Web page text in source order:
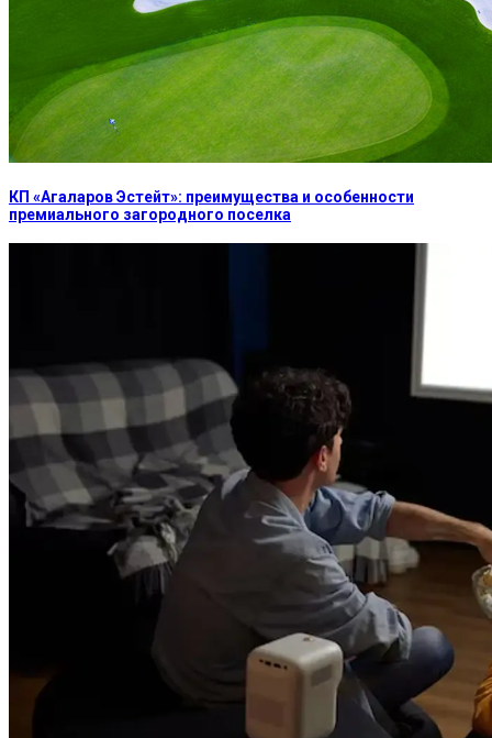
КП «Агаларов Эстейт»: преимущества и особенности
премиального загородного поселка